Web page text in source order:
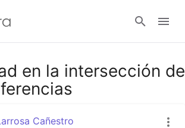
en la intersección de
Cañestro